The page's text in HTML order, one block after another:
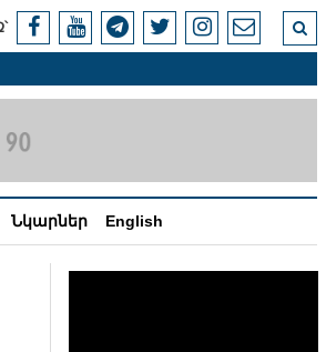
Նկարներ English